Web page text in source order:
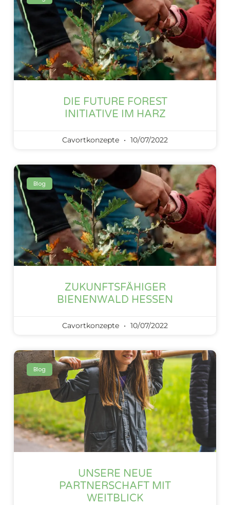
DIE FUTURE FOREST
INITIATIVE IM HARZ
Cavortkonzepte 10/07/2022
Blog
ZUKUNFTSFÄHIGER
BIENENWALD HESSEN
Cavortkonzepte 10/07/2022
Blog
UNSERE NEUE
PARTNERSCHAFT MIT
WEITBLICK